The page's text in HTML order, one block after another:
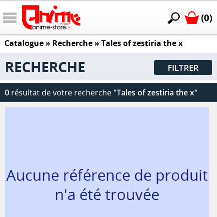
(0)
Catalogue» Recherche » Tales of zestiria the x
RECHERCHE FILTRER
0 résultat de votre recherche "Tales of zestiria the x"
Aucune référence de produit
n'a été trouvée